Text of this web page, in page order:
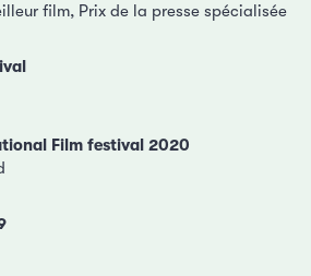
film, Prix de la presse spécialisée
Film festival 2020